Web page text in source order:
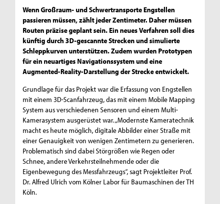
Wenn Großraum- und Schwertransporte Engstellen
passieren müssen, zählt jeder Zentimeter. Daher müssen
Routen präzise geplant sein. Ein neues Verfahren soll dies
künftig durch 3D-gescannte Strecken und simulierte
Schleppkurven unterstützen. Zudem wurden Prototypen
für ein neuartiges Navigationssystem und eine
Augmented-Reality-Darstellung der Strecke entwickelt.
Grundlage für das Projekt war die Erfassung von Engstellen
mit einem 3D-Scanfahrzeug, das mit einem Mobile Mapping
System aus verschiedenen Sensoren und einem Multi-
Kamerasystem ausgerüstet war. „Modernste Kameratechnik
macht es heute möglich, digitale Abbilder einer Straße mit
einer Genauigkeit von wenigen Zentimetern zu generieren.
Problematisch sind dabei Störgrößen wie Regen oder
Schnee, andere Verkehrsteilnehmende oder die
Eigenbewegung des Messfahrzeugs“, sagt Projektleiter Prof.
Dr. Alfred Ulrich vom Kölner Labor für Baumaschinen der TH
Köln.